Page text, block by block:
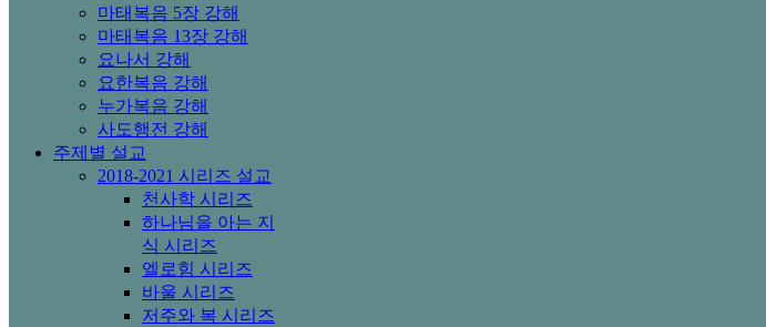
마태복음 5장 강해
마태복음 13장 강해
요나서 강해
요한복음 강해
누가복음 강해
사도행전 강해
주제별 설교
2018-2021 시리즈 설교
천사학 시리즈
하나님을 아는 지
식 시리즈
엘로힘 시리즈
바울 시리즈
저주와 복 시리즈